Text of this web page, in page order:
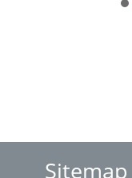
1
Sitemap